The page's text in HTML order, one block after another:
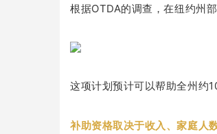
根据OTDA的调查，在纽约州
这项计划预计可以帮助全州约
补助资格取决于收入、家庭人